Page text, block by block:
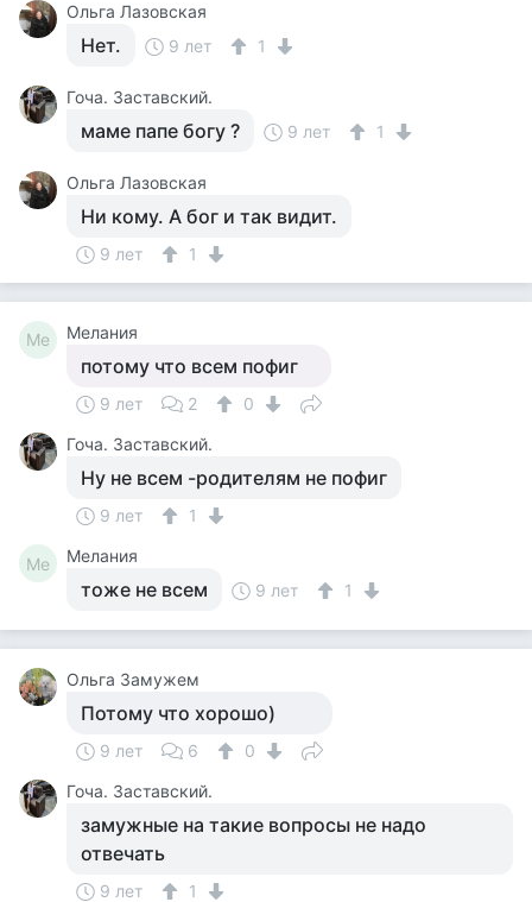
Ольга Лазовская
Нет. 9 лет 1
Гоча. Заставский.
маме папе богу ? 9 лет 1
Ольга Лазовская
Ни кому. А бог и так видит.
9 лет 1
Ме Мелания
потому что всем пофиг
9 лет 2
0
Гоча. Заставский.
Ну не всем -родителям не пофиг
9 лет 1
Ме Мелания
тоже не всем 9 лет 1
Ольга Замужем
Потому что хорошо)
9 лет 6
0
Гоча. Заставский.
замужные на такие вопросы не надо
отвечать
9 лет
1